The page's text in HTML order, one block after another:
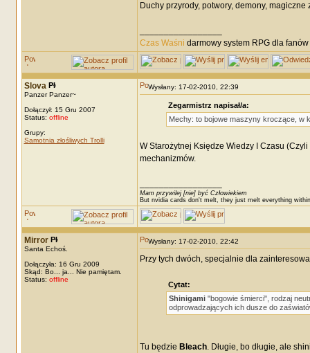
Duchy przyrody, potwory, demony,
Czas Waśni darmowy system RPG dla
Slova
Panzer Panzer~
Dołączył: 15 Gru 2007
Status: offline
Grupy:
Samotnia złośliwych Trolli
Wysłany: 17-02-2010, 22:39
Zegarmistrz napisał/a:
Mechy: to bojowe maszyny kroczące, w
W Starożytnej Księdze Wiedzy I Czasu
mechanizmów.
Mam przywilej [nie] być Człowiekiem
But nvidia cards don't melt, they just melt everything
Mirror
Santa Echoś.
Dołączyła: 16 Gru 2009
Skąd: Bo... ja... Nie pamiętam.
Status: offline
Wysłany: 17-02-2010, 22:42
Przy tych dwóch, specjalnie dla
Cytat:
Shinigami "bogowie śmierci", rodzaj
odprowadzających ich dusze do
Tu będzie Bleach. Długie, bo długie, ale